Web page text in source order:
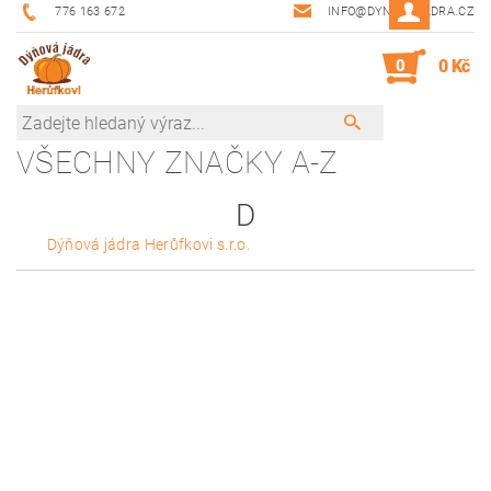
776 163 672 INFO@DYNOVAJADRA.CZ
0 0 Kč
VŠECHNY ZNAČKY A-Z
D
Dýňová jádra Herůfkovi s.r.o.